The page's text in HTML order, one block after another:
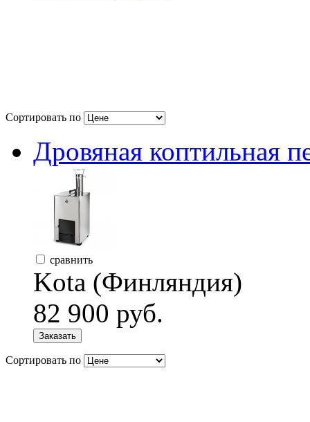
Сортировать по
Дровяная коптильная
сравнить
Kota (Финляндия)
82 900 руб.
Заказать
Сортировать по